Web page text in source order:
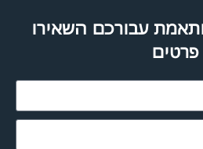
עבורכם השאירו
פרטים